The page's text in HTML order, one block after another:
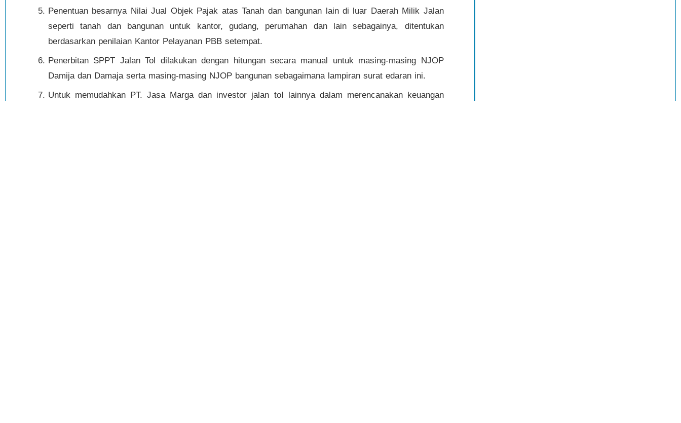
Penentuan besarnya Nilai Jual Objek Pajak atas Tanah dan bangunan lain di luar Daerah Milik Jalan
seperti tanah dan bangunan untuk kantor, gudang, perumahan dan lain sebagainya, ditentukan
berdasarkan penilaian Kantor Pelayanan PBB setempat.
Penerbitan SPPT Jalan Tol dilakukan dengan hitungan secara manual untuk masing-masing NJOP
Damija dan Damaja serta masing-masing NJOP bangunan sebagaimana lampiran surat edaran ini.
Untuk memudahkan PT. Jasa Marga dan investor jalan toI lainnya dalam merencanakan keuangan